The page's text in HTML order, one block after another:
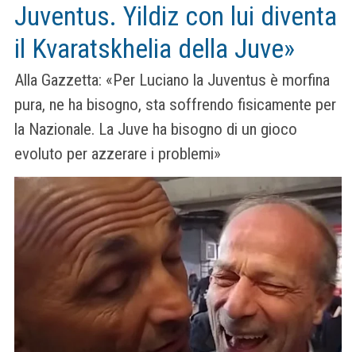
Juventus. Yildiz con lui diventa
il Kvaratskhelia della Juve»
Alla Gazzetta: «Per Luciano la Juventus è morfina
pura, ne ha bisogno, sta soffrendo fisicamente per
la Nazionale. La Juve ha bisogno di un gioco
evoluto per azzerare i problemi»